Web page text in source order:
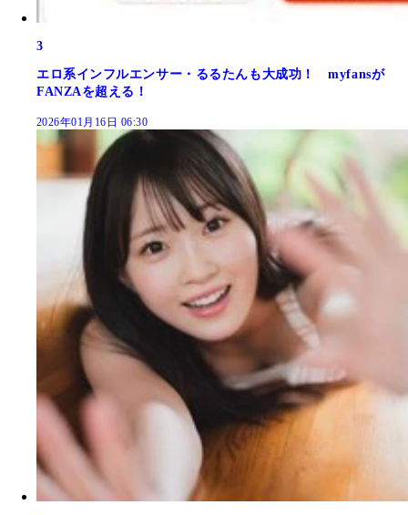
3
エロ系インフルエンサー・るるたんも大成功！ myfansが
FANZAを超える！
2026年01月16日 06:30